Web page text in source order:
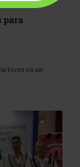
para
en un